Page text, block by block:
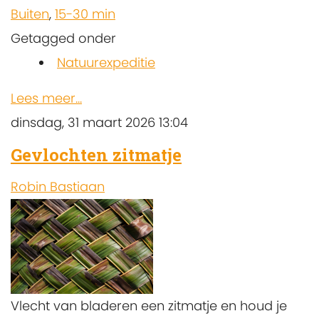
Buiten, 15-30 min
Getagged onder
Natuurexpeditie
Lees meer...
dinsdag, 31 maart 2026 13:04
Gevlochten zitmatje
Robin Bastiaan
Vlecht van bladeren een zitmatje en houd je